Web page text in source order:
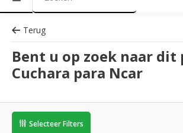
Terug
Bent u op zoek naar dit
Cuchara para Ncar
Selecteer Filters